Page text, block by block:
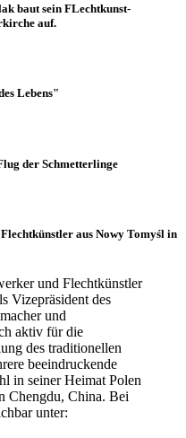
baut sein FLechtkunst-
auf.
Lebens"
der Schmetterlinge
aus Nowy Tomyśl in
und Flechtkünstler
Vizepräsident des
und
aktiv für die
des traditionellen
beeindruckende
in seiner Heimat Polen
Chengdu, China. Bei
unter: